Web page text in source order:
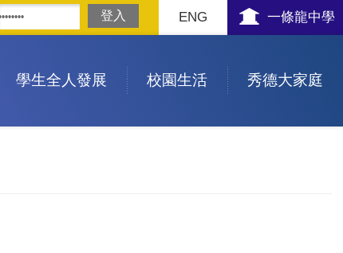
一條龍中學
ENG
學生全人發展 校園生活 秀德大家庭